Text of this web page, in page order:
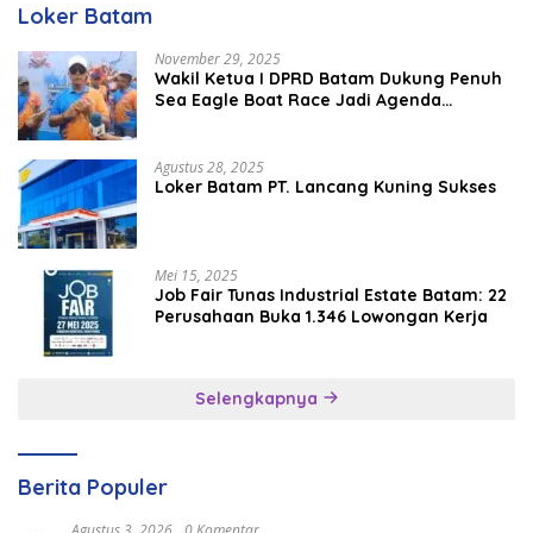
Loker Batam
November 29, 2025
Wakil Ketua I DPRD Batam Dukung Penuh
Sea Eagle Boat Race Jadi Agenda
Agustus 28, 2025
Loker Batam PT. Lancang Kuning Sukses
Mei 15, 2025
Job Fair Tunas Industrial Estate Batam: 22
Perusahaan Buka 1.346 Lowongan Kerja
Selengkapnya
Berita Populer